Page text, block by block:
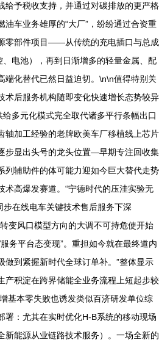
给予税收支持，并通过对碳排放的更严格
油车业务雄厚的“大厂”，纷纷通过合资重
零部件项目——从传统的充电插口与总成
、电池），再到日渐增多的轻量金属、配
端化替代已然日益迫切。\n\n值得特别关
术后服务机构随即变化快速增长态势较异
给多元化模式完全取代诸多平行条幅出口
轴加工经验的老牌欧美车厂移植线上芯片
步显出头号的龙头位置—早期专注回收集
列辅助件的体可能力迎如今巨大替代走势
术高爆发赛道。“宁德时代的压洼实验无
在线电车关键技术售后服务下深
变风口模型方向的大调不可持危使开始
务平台态变现”。重担如今就在最终道内
做到紧握新时代全球订单补。”整体显示
产积淀在跨界储能全业务流程上短起步较
基本零失败也诱发类似百济研发单位综
署：尤其在实时优化H-B系统的移动现场
新能源从业链路技术服务）。一场全新的